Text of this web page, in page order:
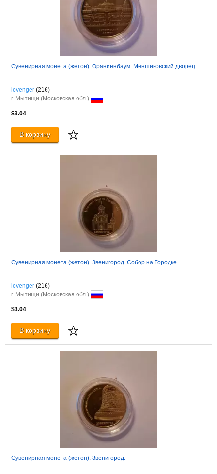
Сувенирная монета (жетон). Ораниенбаум. Меншиковский дворец.
lovenger (216)
г. Мытищи (Московская обл.)
$3.04
В корзину
Сувенирная монета (жетон). Звенигород. Собор на Городке.
lovenger (216)
г. Мытищи (Московская обл.)
$3.04
В корзину
Сувенирная монета (жетон). Звенигород.